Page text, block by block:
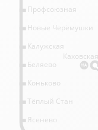
11А
Профсоюзная
Новые Черёмушки
Калужская
Беляево
Коньково
Тёплый Стан
Ясенево
Каховская